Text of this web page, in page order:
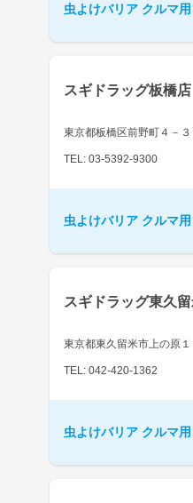
虫よけバリア クルマ
スギドラッグ板橋店
東京都板橋区前野町４－３
TEL: 03-5392-9300
虫よけバリア クルマ
スギドラッグ東久
東京都東久留米市上の原１
TEL: 042-420-1362
虫よけバリア クルマ